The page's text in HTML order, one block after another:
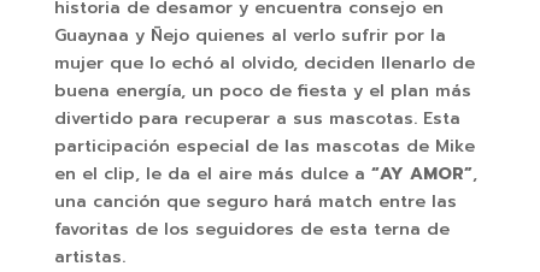
historia de desamor y encuentra consejo en
Guaynaa y Ñejo quienes al verlo sufrir por la
mujer que lo echó al olvido, deciden llenarlo de
buena energía, un poco de fiesta y el plan más
divertido para recuperar a sus mascotas. Esta
participación especial de las mascotas de Mike
en el clip, le da el aire más dulce a “AY AMOR”,
una canción que seguro hará match entre las
favoritas de los seguidores de esta terna de
artistas.